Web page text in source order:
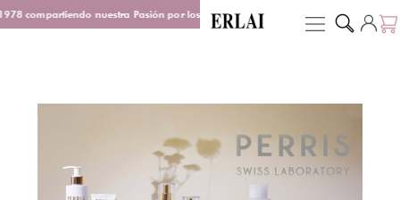
compartiendo nuestra Pasión por los Perfumes Entrega en 48/72 h